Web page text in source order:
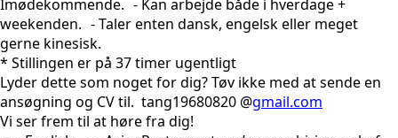
Imødekommende. - Kan arbejde både i hverdage +
weekenden. - Taler enten dansk, engelsk eller meget
gerne kinesisk.
* Stillingen er på 37 timer ugentligt
Lyder dette som noget for dig? Tøv ikke med at sende en
ansøgning og CV til. tang19680820 @gmail.com
Vi ser frem til at høre fra dig!